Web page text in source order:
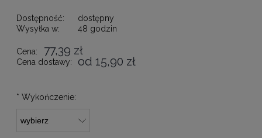
Dostępność:
dostępny
Wysyłka w:
48 godzin
Cena: 77,39 zł
Cena dostawy: od 15,90 zł
* Wykończenie: